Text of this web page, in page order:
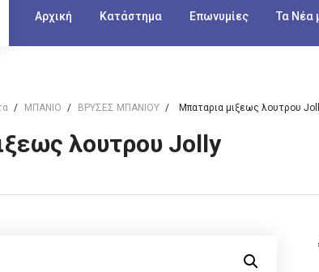
Αρχική Κατάστημα Επωνυμίες Τα Νέα
ΜΠΑΝΙΟ ΒΡΥΣΕΣ ΜΠΑΝΙΟΥ Μπαταρια μιξεως λουτρου
λουτρου Jolly